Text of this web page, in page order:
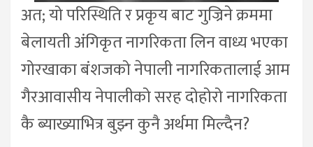
अत; यो परिस्थिति र प्रकृय बाट गुज्रिने क्रममा
बेलायती अंगिकृत नागरिकता लिन वाध्य भएका
गोरखाका बंशजको नेपाली नागरिकतालाई आम
गैरआवासीय नेपालीको सरह दोहोरो नागरिकता
कै ब्याख्याभित्र बुझ्न कुनै अर्थमा मिल्दैन?